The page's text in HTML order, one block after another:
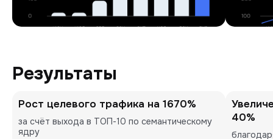
Результаты
Рост целевого трафика на 1670%
за счёт выхода в ТОП-10 по семантическому
ядру
40%